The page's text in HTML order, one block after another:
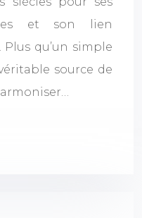
et son lien
Plus qu’un simple
source de